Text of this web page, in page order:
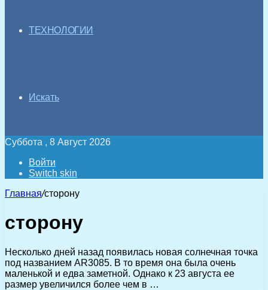
ТЕХНОЛОГИИ
Искать
Суббота , 8 Август 2026
Войти
Switch skin
Главная/сторону
сторону
Несколько дней назад появилась новая солнечная точка
под названием AR3085. В то время она была очень
маленькой и едва заметной. Однако к 23 августа ее
размер увеличился более чем в …